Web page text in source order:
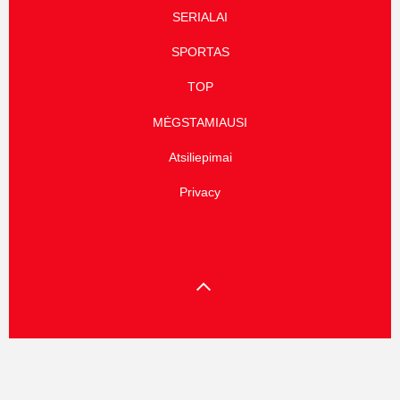
SERIALAI
SPORTAS
TOP
MĖGSTAMIAUSI
Atsiliepimai
Privacy